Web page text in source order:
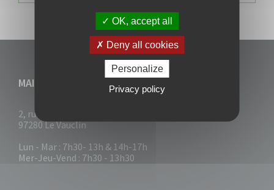
MAIRIE DU VAUCLIN
2, rue Collignon
97280 Le Vauclin
Lun - Mar : 7h30- 13h & 14h-17h
Mer-Jeu-Vend : 7h30 - 13h30
OK, accept all
Deny all cookies
Personalize
Privacy policy